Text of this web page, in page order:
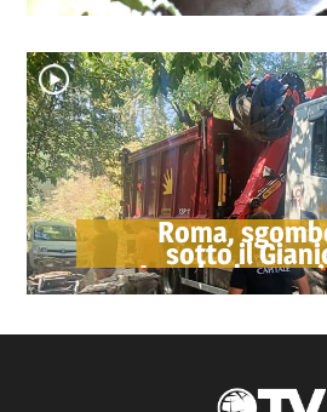
Roma,
sotto il
Locale